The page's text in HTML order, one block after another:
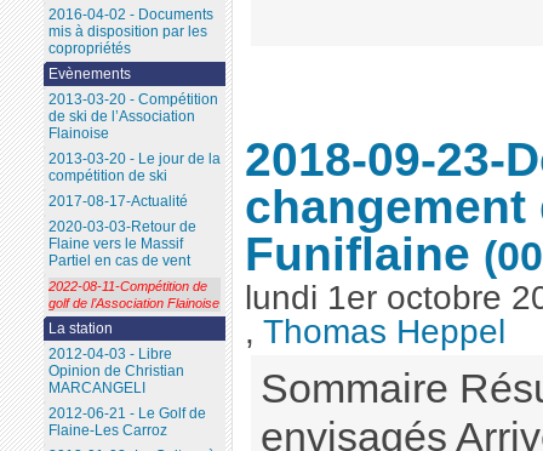
2018-09-23-
Funiflaine
lundi 1er octobre
, Thomas Heppel
Sommaire
envisagés
2016-04-02 - Documents
mis à disposition par les
copropriétés
Evènements
2013-03-20 - Compétition
de ski de l’Association
Flainoise
2013-03-20 - Le jour de la
compétition de ski
2017-08-17-Actualité
2020-03-03-Retour de
Flaine vers le Massif
Partiel en cas de vent
2022-08-11-Compétition de
golf de l’Association Flainoise
La station
2012-04-03 - Libre
Opinion de Christian
MARCANGELI
2012-06-21 - Le Golf de
Flaine-Les Carroz